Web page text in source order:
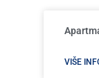
VIŠE